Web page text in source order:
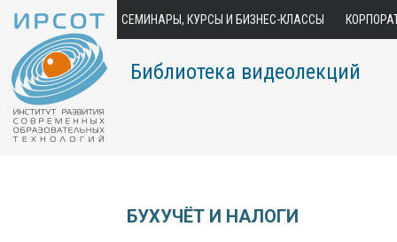
СЕМИНАРЫ, КУРСЫ И БИЗНЕС-КЛАССЫ
Библиотека видеолекций
БУХУЧЁТ И НАЛОГИ